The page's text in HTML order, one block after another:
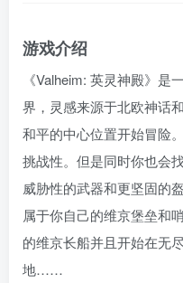
软件 Linux
游戏介绍
《Valheim: 英灵神殿》
界，灵感来源于北欧神话
和平的中心位置开始冒险
挑战性。但是同时你也会
威胁性的武器和更坚固的
属于你自己的维京堡垒和
的维京长船并且开始在无
地……